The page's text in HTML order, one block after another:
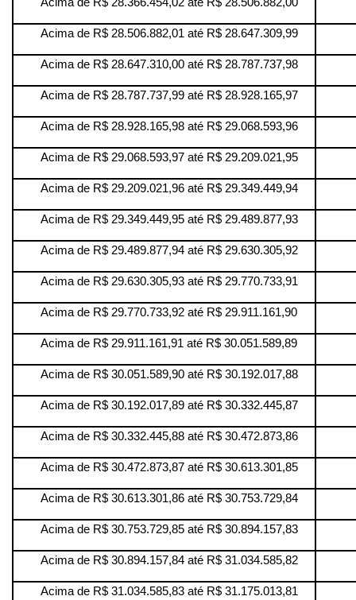
Acima de R$ 28.366.454,02 até R$ 28.506.882,00
Acima de R$ 28.506.882,01 até R$ 28.647.309,99
Acima de R$ 28.647.310,00 até R$ 28.787.737,98
Acima de R$ 28.787.737,99 até R$ 28.928.165,97
Acima de R$ 28.928.165,98 até R$ 29.068.593,96
Acima de R$ 29.068.593,97 até R$ 29.209.021,95
Acima de R$ 29.209.021,96 até R$ 29.349.449,94
Acima de R$ 29.349.449,95 até R$ 29.489.877,93
Acima de R$ 29.489.877,94 até R$ 29.630.305,92
Acima de R$ 29.630.305,93 até R$ 29.770.733,91
Acima de R$ 29.770.733,92 até R$ 29.911.161,90
Acima de R$ 29.911.161,91 até R$ 30.051.589,89
Acima de R$ 30.051.589,90 até R$ 30.192.017,88
Acima de R$ 30.192.017,89 até R$ 30.332.445,87
Acima de R$ 30.332.445,88 até R$ 30.472.873,86
Acima de R$ 30.472.873,87 até R$ 30.613.301,85
Acima de R$ 30.613.301,86 até R$ 30.753.729,84
Acima de R$ 30.753.729,85 até R$ 30.894.157,83
Acima de R$ 30.894.157,84 até R$ 31.034.585,82
Acima de R$ 31.034.585,83 até R$ 31.175.013,81